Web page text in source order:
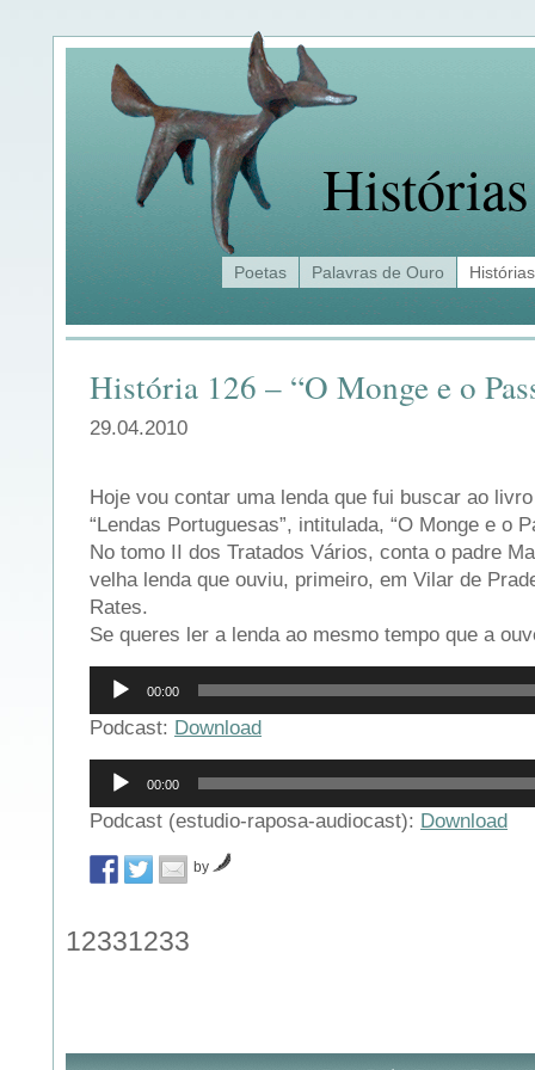
Histórias
Poetas Palavras de Ouro Histórias
História 126 – “O Monge e o
29.04.2010
Hoje vou contar uma lenda que fui buscar ao
“Lendas Portuguesas”, intitulada, “O Monge e o
No tomo II dos Tratados Vários, conta o padre
velha lenda que ouviu, primeiro, em Vilar de
Rates.
Se queres ler a lenda ao mesmo tempo que a
Reprodutor
áudio
00:00
Podcast: Download
Reprodutor
áudio
00:00
Podcast (estudio-raposa-audiocast): Download
by
12331233